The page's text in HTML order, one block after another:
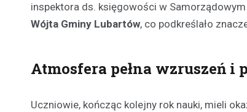
inspektora ds. księgowości w
Wójta Gminy Lubartów, co podkreślało
Atmosfera pełna wzruszeń i
Uczniowie, kończąc kolejny rok nauki, mieli